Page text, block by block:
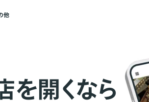
他
を開くなら